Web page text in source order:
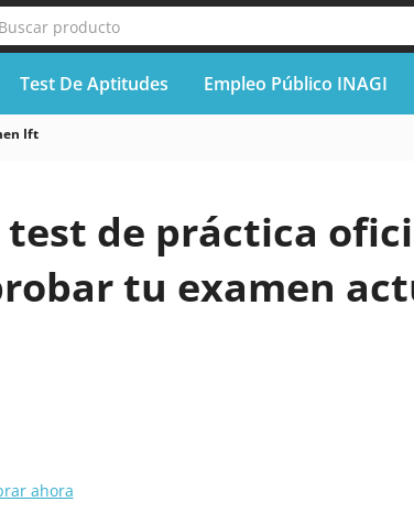
Buscar producto
Test De Aptitudes Empleo Público INAGI
Ift
test de práctica
tu examen
ahora